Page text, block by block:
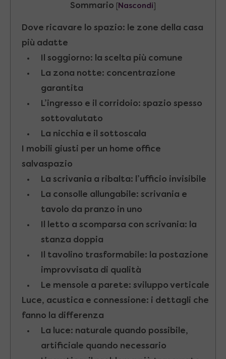
Sommario Nascondi
Dove ricavare lo spazio: le zone della casa
più adatte
Il soggiorno: la scelta più comune
La zona notte: concentrazione
garantita
L’ingresso e il corridoio: spazio spesso
sottovalutato
La nicchia e il sottoscala
I mobili giusti per un home office
salvaspazio
La scrivania a ribalta: l’ufficio invisibile
La consolle allungabile: scrivania e
tavolo da pranzo in uno
Il letto a scomparsa con scrivania: la
stanza doppia
Il tavolino trasformabile: la postazione
improvvisata di qualità
Le mensole a parete: sviluppo verticale
Luce, acustica e connessione: i dettagli che
fanno la differenza
La luce: naturale quando possibile,
artificiale quando necessario